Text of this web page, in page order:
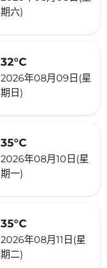
期六)
32°C
2026年08月09日(星
期日)
35°C
2026年08月10日(星
期一)
35°C
2026年08月11日(星
期二)